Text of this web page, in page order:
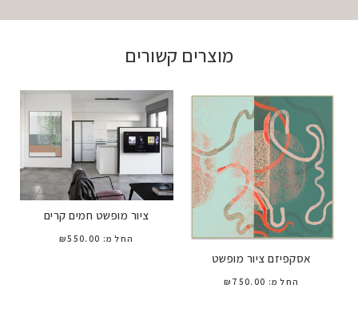
מוצרים קשורים
אסקפיזם ציור מופשט
החל מ: ₪ 750.00
ציור מופשט חמים קרים
החל מ: ₪550.00